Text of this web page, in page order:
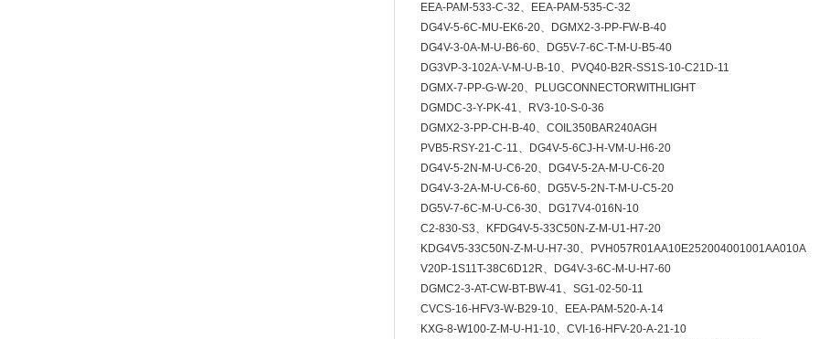
EEA-PAM-533-C-32、EEA-PAM-535-C-32
DG4V-5-6C-MU-EK6-20、DGMX2-3-PP-FW-B-40
DG4V-3-0A-M-U-B6-60、DG5V-7-6C-T-M-U-B5-40
DG3VP-3-102A-V-M-U-B-10、PVQ40-B2R-SS1S-10-C21D-11
DGMX-7-PP-G-W-20、PLUGCONNECTORWITHLIGHT
DGMDC-3-Y-PK-41、RV3-10-S-0-36
DGMX2-3-PP-CH-B-40、COIL350BAR240AGH
PVB5-RSY-21-C-11、DG4V-5-6CJ-H-VM-U-H6-20
DG4V-5-2N-M-U-C6-20、DG4V-5-2A-M-U-C6-20
DG4V-3-2A-M-U-C6-60、DG5V-5-2N-T-M-U-C5-20
DG5V-7-6C-M-U-C6-30、DG17V4-016N-10
C2-830-S3、KFDG4V-5-33C50N-Z-M-U1-H7-20
KDG4V5-33C50N-Z-M-U-H7-30、PVH057R01AA10E252004001001AA010A
V20P-1S11T-38C6D12R、DG4V-3-6C-M-U-H7-60
DGMC2-3-AT-CW-BT-BW-41、SG1-02-50-11
CVCS-16-HFV3-W-B29-10、EEA-PAM-520-A-14
KXG-8-W100-Z-M-U-H1-10、CVI-16-HFV-20-A-21-10